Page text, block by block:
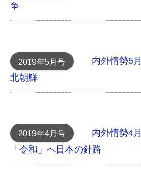
争
2019年5月号 内外情勢5月
北朝鮮
2019年4月号 内外情勢4月
「令和」へ 日本の針路